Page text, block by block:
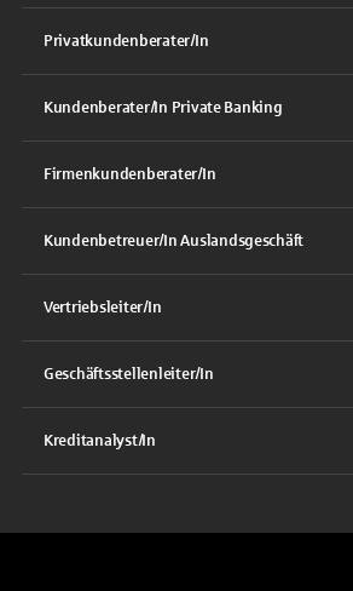
Privatkundenberater/In
Kundenberater/In Private Banking
Firmenkundenberater/In
Kundenbetreuer/In Auslandsgeschäft
Vertriebsleiter/In
Geschäftsstellenleiter/In
Kreditanalyst/In